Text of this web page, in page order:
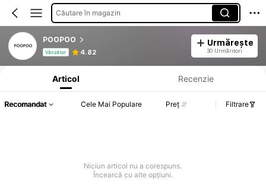
Căutare în magazin
POOPOO
Vânzător 4.82
Urmărește
30 Urmăritori
Informații despre produs: Divulgarea prețului, detalii privind vânzările și stocul.
Articol Recenzie
Recomandat Cele Mai Populare Preț Filtrare
Niciun articol nu a corespuns.
Încearcă cu alte opțiuni.